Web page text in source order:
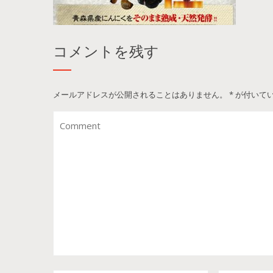
コメントを残す
メールアドレスが公開されることはありません。 * が付いて